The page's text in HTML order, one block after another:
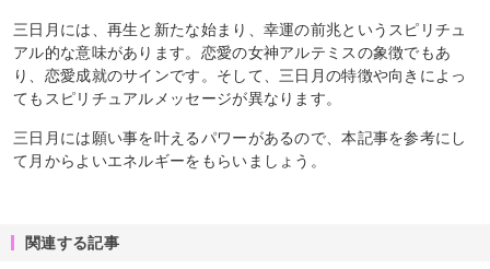
三日月には、再生と新たな始まり、幸運の前兆というスピリチュ
アル的な意味があります。恋愛の女神アルテミスの象徴でもあ
り、恋愛成就のサインです。そして、三日月の特徴や向きによっ
てもスピリチュアルメッセージが異なります。
三日月には願い事を叶えるパワーがあるので、本記事を参考にし
て月からよいエネルギーをもらいましょう。
関連する記事